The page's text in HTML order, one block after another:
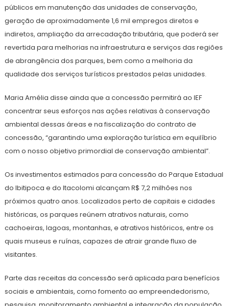
públicos em manutenção das unidades de conservação,
geração de aproximadamente 1,6 mil empregos diretos e
indiretos, ampliação da arrecadação tributária, que poderá ser
revertida para melhorias na infraestrutura e serviços das regiões
de abrangência dos parques, bem como a melhoria da
qualidade dos serviços turísticos prestados pelas unidades.
Maria Amélia disse ainda que a concessão permitirá ao IEF
concentrar seus esforços nas ações relativas à conservação
ambiental dessas áreas e na fiscalização do contrato de
concessão, “garantindo uma exploração turística em equilíbrio
com o nosso objetivo primordial de conservação ambiental”.
Os investimentos estimados para concessão do Parque Estadual
do Ibitipoca e do Itacolomi alcançam R$ 7,2 milhões nos
próximos quatro anos. Localizados perto de capitais e cidades
históricas, os parques reúnem atrativos naturais, como
cachoeiras, lagoas, montanhas, e atrativos históricos, entre os
quais museus e ruínas, capazes de atrair grande fluxo de
visitantes.
Parte das receitas da concessão será aplicada para benefícios
sociais e ambientais, como fomento ao empreendedorismo,